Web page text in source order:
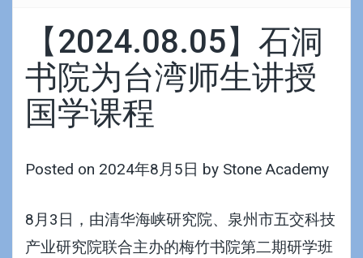
【2024.08.05】石洞
书院为台湾师生讲授
国学课程
Posted on 2024年8月5日 by Stone Academy
8月3日，由清华海峡研究院、泉州市五交科技
产业研究院联合主办的梅竹书院第二期研学班